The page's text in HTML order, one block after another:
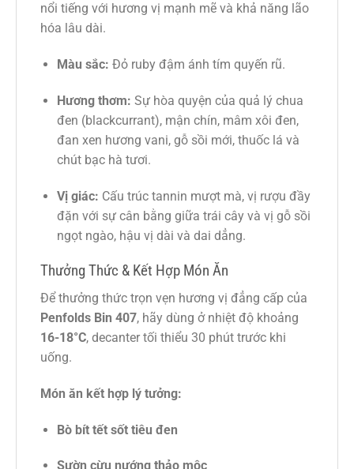
nổi tiếng với hương vị mạnh mẽ và khả năng lão
hóa lâu dài.
Màu sắc: Đỏ ruby đậm ánh tím quyến rũ.
Hương thơm: Sự hòa quyện của quả lý chua
đen (blackcurrant), mận chín, mâm xôi đen,
đan xen hương vani, gỗ sồi mới, thuốc lá và
chút bạc hà tươi.
Vị giác: Cấu trúc tannin mượt mà, vị rượu đầy
đặn với sự cân bằng giữa trái cây và vị gỗ sồi
ngọt ngào, hậu vị dài và dai dẳng.
Thưởng Thức & Kết Hợp Món Ăn
Để thưởng thức trọn vẹn hương vị đẳng cấp của
Penfolds Bin 407, hãy dùng ở nhiệt độ khoảng
16-18°C, decanter tối thiểu 30 phút trước khi
uống.
Món ăn kết hợp lý tưởng:
Bò bít tết sốt tiêu đen
Sườn cừu nướng thảo mộc